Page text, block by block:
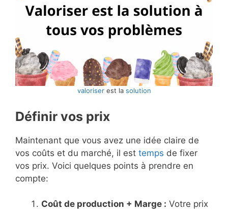
valoriserest la solution
Définir vos prix
Maintenant que vous avez une idée claire de
vos coûts et du marché, il est temps de fixer
vos prix. Voici quelques points à prendre en
compte:
Coût de production + Marge : Votre prix